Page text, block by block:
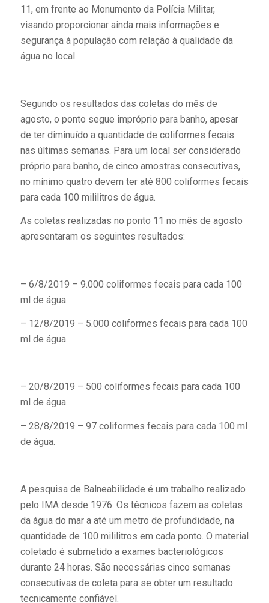
11, em frente ao Monumento da Polícia Militar,
visando proporcionar ainda mais informações e
segurança à população com relação à qualidade da
água no local.
Segundo os resultados das coletas do mês de
agosto, o ponto segue impróprio para banho, apesar
de ter diminuído a quantidade de coliformes fecais
nas últimas semanas. Para um local ser considerado
próprio para banho, de cinco amostras consecutivas,
no mínimo quatro devem ter até 800 coliformes fecais
para cada 100 mililitros de água.
As coletas realizadas no ponto 11 no mês de agosto
apresentaram os seguintes resultados:
– 6/8/2019 – 9.000 coliformes fecais para cada 100
ml de água.
– 12/8/2019 – 5.000 coliformes fecais para cada 100
ml de água.
– 20/8/2019 – 500 coliformes fecais para cada 100
ml de água.
– 28/8/2019 – 97 coliformes fecais para cada 100 ml
de água.
A pesquisa de Balneabilidade é um trabalho realizado
pelo IMA desde 1976. Os técnicos fazem as coletas
da água do mar a até um metro de profundidade, na
quantidade de 100 mililitros em cada ponto. O material
coletado é submetido a exames bacteriológicos
durante 24 horas. São necessárias cinco semanas
consecutivas de coleta para se obter um resultado
tecnicamente confiável.